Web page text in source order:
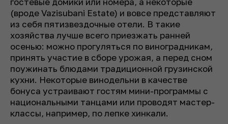
(вроде Vazisubani Estate) и вовсе представляют
из себя пятизвездочные отели. В такие
хозяйства лучше всего приезжать ранней
осенью: можно прогуляться по виноградникам,
принять участие в сборе урожая, а перед сном
поужинать блюдами традиционной грузинской
кухни. Некоторые винодельни в качестве
бонуса устраивают гостям мини-программы с
национальными танцами или проводят мастер-
классы, например, по лепке хинкали.